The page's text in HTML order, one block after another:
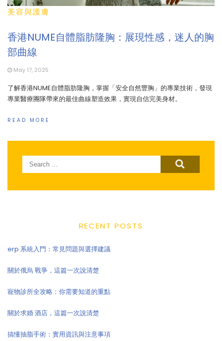
美容與護膚
香港NUME自體脂肪隆胸：展現性感，迷人的胸
部曲線
May 17, 2025
了解香港NUME自體脂肪隆胸，掌握「安全自然豐胸」的專業技術，發現
專業醫療團隊帶來的最佳曲線塑造效果，實現自信完美身材。
READ MORE
Search
for:
RECENT POSTS
erp 系統入門：常見問題與選擇建議
關於俄烏 戰爭，這篇一次說清楚
寵物診所全攻略：你需要知道的重點
關於求婚 酒店，這篇一次說清楚
搞懂抽脂手術：實用資訊與注意事項